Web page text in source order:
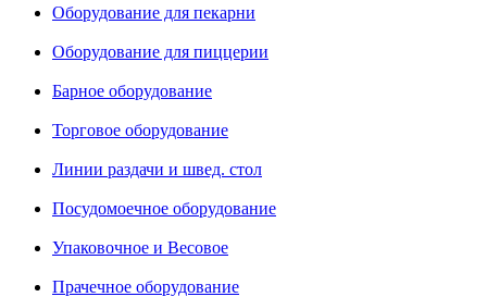
Оборудование для пекарни
Оборудование для пиццерии
Барное оборудование
Торговое оборудование
Линии раздачи и швед. стол
Посудомоечное оборудование
Упаковочное и Весовое
Прачечное оборудование